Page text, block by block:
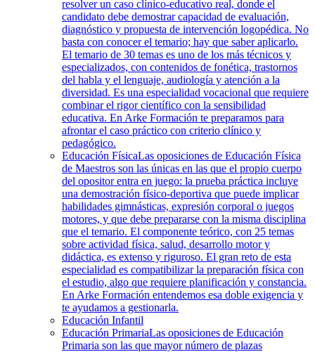
resolver un caso clínico-educativo real, donde el
candidato debe demostrar capacidad de evaluación,
diagnóstico y propuesta de intervención logopédica. No
basta con conocer el temario; hay que saber aplicarlo.
El temario de 30 temas es uno de los más técnicos y
especializados, con contenidos de fonética, trastornos
del habla y el lenguaje, audiología y atención a la
diversidad. Es una especialidad vocacional que requiere
combinar el rigor científico con la sensibilidad
educativa. En Arke Formación te preparamos para
afrontar el caso práctico con criterio clínico y
pedagógico.
Educación FísicaLas oposiciones de Educación Física
de Maestros son las únicas en las que el propio cuerpo
del opositor entra en juego: la prueba práctica incluye
una demostración físico-deportiva que puede implicar
habilidades gimnásticas, expresión corporal o juegos
motores, y que debe prepararse con la misma disciplina
que el temario. El componente teórico, con 25 temas
sobre actividad física, salud, desarrollo motor y
didáctica, es extenso y riguroso. El gran reto de esta
especialidad es compatibilizar la preparación física con
el estudio, algo que requiere planificación y constancia.
En Arke Formación entendemos esa doble exigencia y
te ayudamos a gestionarla.
Educación Infantil
Educación PrimariaLas oposiciones de Educación
Primaria son las que mayor número de plazas